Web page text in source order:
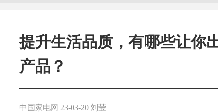
提升生活品质，有哪些让你
产品？
中国家电网 23-03-20 刘莹